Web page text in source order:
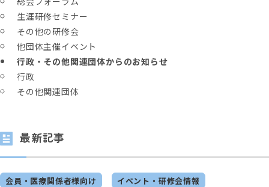
生涯研修セミナー
その他の研修会
他団体主催イベント
行政・その他関連団体からのお知らせ
行政
その他関連団体
最新記事
会員・医療関係者様向け
イベント・研修会情報